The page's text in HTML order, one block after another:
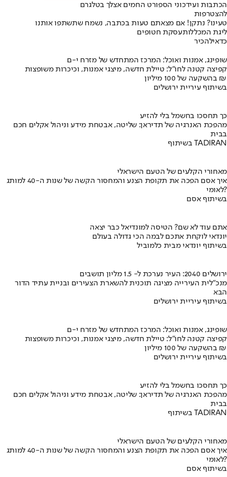
הכתבות ועידכוני הספורט החמים אצלך בטלגרם
להצטרפות
טעינו? נתקן! אם מצאתם טעות בכתבה, נשמח שתשתפו אותנו
ליגת המכללותעסקת חטופים
כדאילהכיר
שופינג, אמנות ואוכל: המרכז המתחדש של מזרח י-ם
קפיצה קטנה לחו"ל: טיילת חדשה, מיצגי אמנות, וכיכרות משופצות
בהשקעה של 100 מיליון ₪
בשיתוף עיריית ירושלים
כך תחסכו בחשמל בלי להזיע
מהפכת האנרגיה של תדיראן: שליטה, אבטחת מידע וניהול אקלים חכם
בבית
בשיתוף TADIRAN
מאחורי הקלעים של הטעם הישראלי
איך אסם הפכה את תקופת הצנע והמחסור הקשה של שנות ה-40 למותג
לאומי?
בשיתוף אסם
אתם עוד לא שם? הטיסה למונדיאל כבר יצאה
יונדאי לוקחת אתכם לבמה הכי גדולה בעולם
בשיתוף יונדאי מבית כלמוביל
ירושלים 2040: העיר נערכת ל- 1.5 מליון תושבים
מנכ"לית העירייה מציגה תוכנית להשארת הצעירים ובניית עתיד הדור
הבא
בשיתוף עיריית ירושלים
שופינג, אמנות ואוכל: המרכז המתחדש של מזרח י-ם
קפיצה קטנה לחו"ל: טיילת חדשה, מיצגי אמנות, וכיכרות משופצות
בהשקעה של 100 מיליון ₪
בשיתוף עיריית ירושלים
כך תחסכו בחשמל בלי להזיע
מהפכת האנרגיה של תדיראן: שליטה, אבטחת מידע וניהול אקלים חכם
בבית
בשיתוף TADIRAN
מאחורי הקלעים של הטעם הישראלי
איך אסם הפכה את תקופת הצנע והמחסור הקשה של שנות ה-40 למותג
לאומי?
בשיתוף אסם